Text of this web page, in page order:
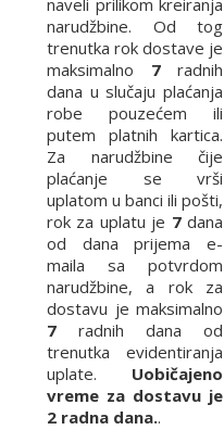
naveli prilikom kreiranja
narudžbine. Od tog
trenutka rok dostave je
maksimalno 7radnih
dana u slučaju plaćanja
robe pouzećem ili
putem platnih kartica.
Za narudžbine čije
plaćanje se vrši
uplatom u banci ili pošti,
rok za uplatu je 7dana
od dana prijema e-
maila sa potvrdom
narudžbine, a rok za
dostavu je maksimalno
7 radnih dana od
trenutka evidentiranja
uplate. Uobičajeno
vreme za dostavu je
2 radna dana..